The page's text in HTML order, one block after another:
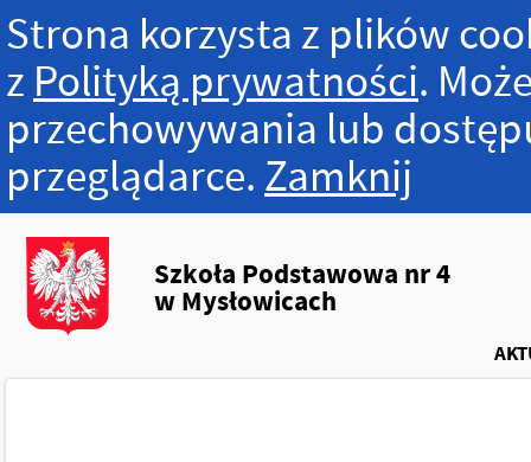
Strona korzysta z plików
zPolityką prywatności.
przechowywania lub
przeglądarce.Zamknij
Szkoła Podstawowa nr 4
w Mysłowicach